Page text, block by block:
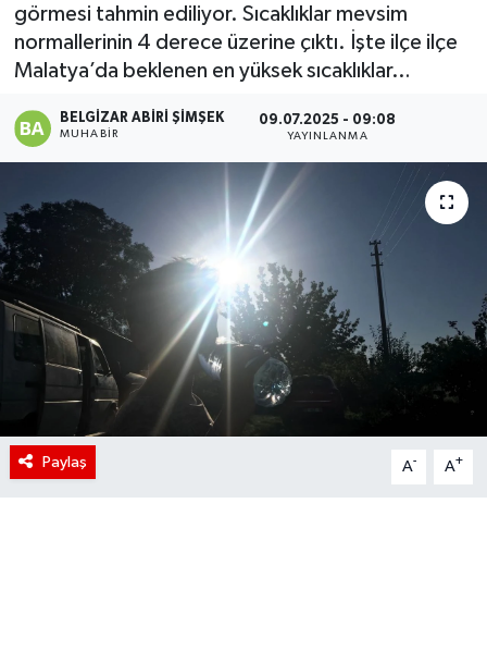
görmesi tahmin ediliyor. Sıcaklıklar mevsim
normallerinin 4 derece üzerine çıktı. İşte ilçe ilçe
Malatya’da beklenen en yüksek sıcaklıklar…
BELGIZAR ABIRI ŞIMŞEK
MUHABIR
09.07.2025 - 09:08
YAYINLANMA
Paylaş A- A+